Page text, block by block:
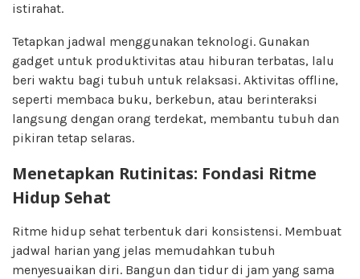
istirahat.
Tetapkan jadwal menggunakan teknologi. Gunakan
gadget untuk produktivitas atau hiburan terbatas, lalu
beri waktu bagi tubuh untuk relaksasi. Aktivitas offline,
seperti membaca buku, berkebun, atau berinteraksi
langsung dengan orang terdekat, membantu tubuh dan
pikiran tetap selaras.
Menetapkan Rutinitas: Fondasi Ritme
Hidup Sehat
Ritme hidup sehat terbentuk dari konsistensi. Membuat
jadwal harian yang jelas memudahkan tubuh
menyesuaikan diri. Bangun dan tidur di jam yang sama